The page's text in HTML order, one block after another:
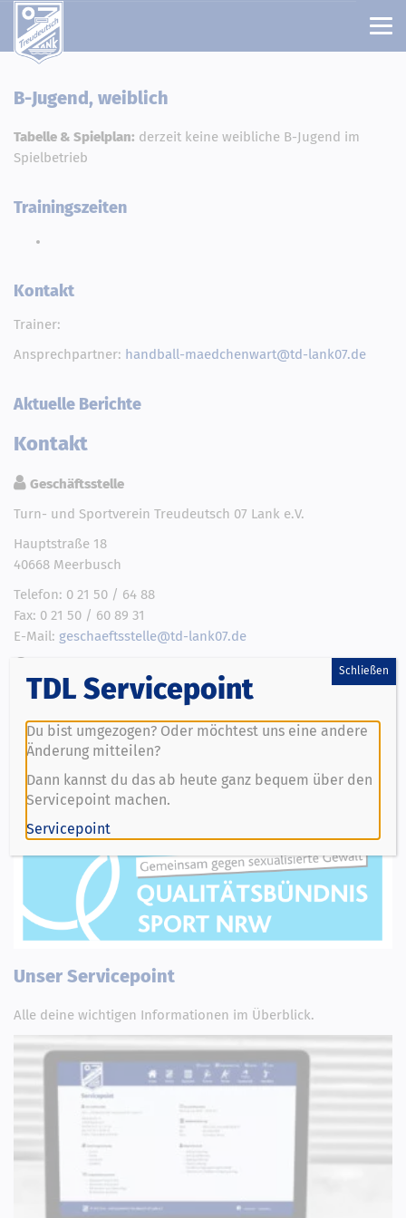
B-Jugend, weiblich
Tabelle & Spielplan: derzeit keine weibliche B-Jugend im
Spielbetrieb
Trainingszeiten
Kontakt
Trainer:
Ansprechpartner: handball-maedchenwart@td-lank07.de
Aktuelle Berichte
Kontakt
Geschäftsstelle
Turn- und Sportverein Treudeutsch 07 Lank e.V.
Hauptstraße 18
40668 Meerbusch
Telefon: 0 21 50 / 64 88
Fax: 0 21 50 / 60 89 31
E-Mail: geschaeftsstelle@td-lank07.de
Montag von 18:00 – 20:00 Uhr
Freitag von 09:00 – 11:00 Uhr
Außer in den Schulferien
Unser Servicepoint
Alle deine wichtigen Informationen im Überblick.
TDL Servicepoint
Du bist umgezogen? Oder möchtest uns eine andere
Änderung mitteilen?
Dann kannst du das ab heute ganz bequem über den
Servicepoint machen.
Servicepoint
Schließen